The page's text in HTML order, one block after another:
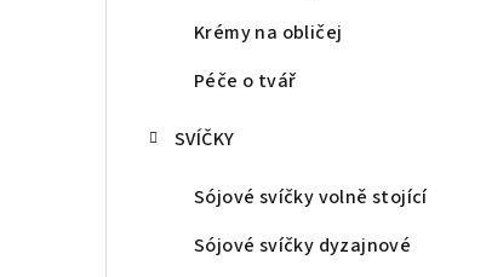
Krémy na obličej
Péče o tvář
SVÍČKY
Sójové svíčky volně stojící
Sójové svíčky dyzajnové